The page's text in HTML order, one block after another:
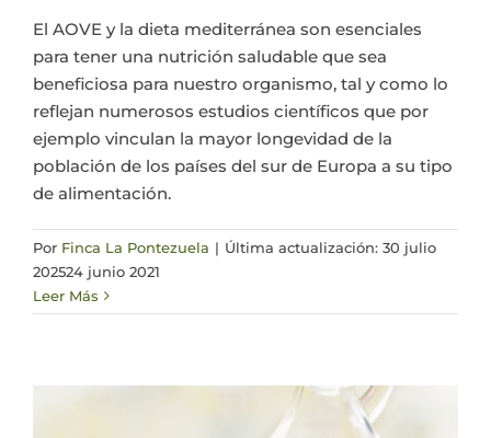
El AOVE y la dieta mediterránea son esenciales
para tener una nutrición saludable que sea
beneficiosa para nuestro organismo, tal y como lo
reflejan numerosos estudios científicos que por
ejemplo vinculan la mayor longevidad de la
población de los países del sur de Europa a su tipo
de alimentación.
Por Finca La Pontezuela | Última actualización: 30 julio
202524 junio 2021
Leer Más